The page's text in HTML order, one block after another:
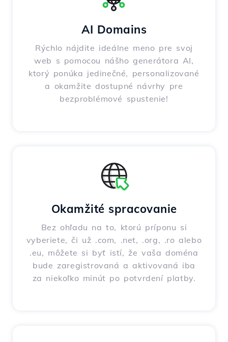
AI Domains
Rýchlo nájdite ideálne meno pre svoj
web s pomocou nášho generátora AI,
ktorý ponúka jedinečné, personalizované
a okamžite dostupné návrhy pre
bezproblémové spustenie!
Okamžité spracovanie
Bez ohľadu na to, ktorú príponu si
vyberiete, či už .com, .net, .org, .ro alebo
.eu, môžete si byť istí, že vaša doména
bude zaregistrovaná a aktivovaná iba
za niekoľko minút po potvrdení platby.